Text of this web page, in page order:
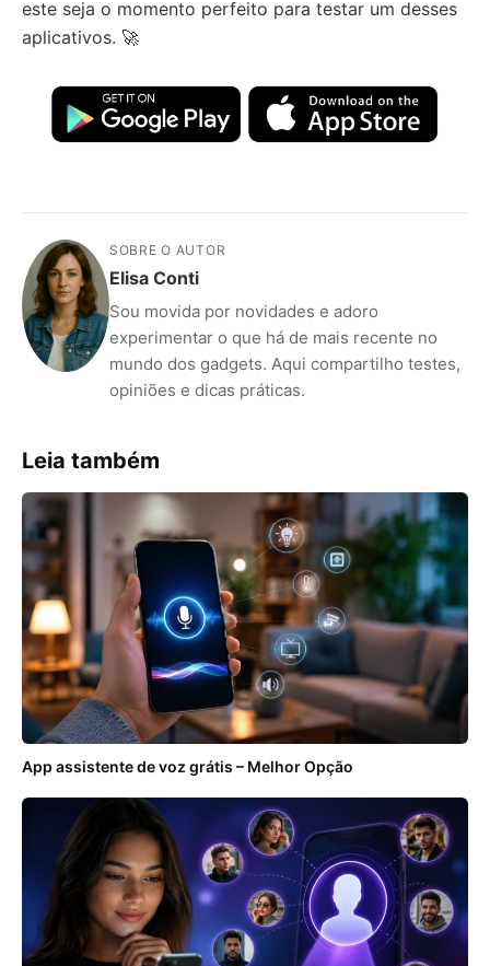
este seja o momento perfeito para testar um desses
aplicativos. 🚀
SOBRE O AUTOR
Elisa Conti
Sou movida por novidades e adoro
experimentar o que há de mais recente no
mundo dos gadgets. Aqui compartilho testes,
opiniões e dicas práticas.
Leia também
App assistente de voz grátis – Melhor Opção